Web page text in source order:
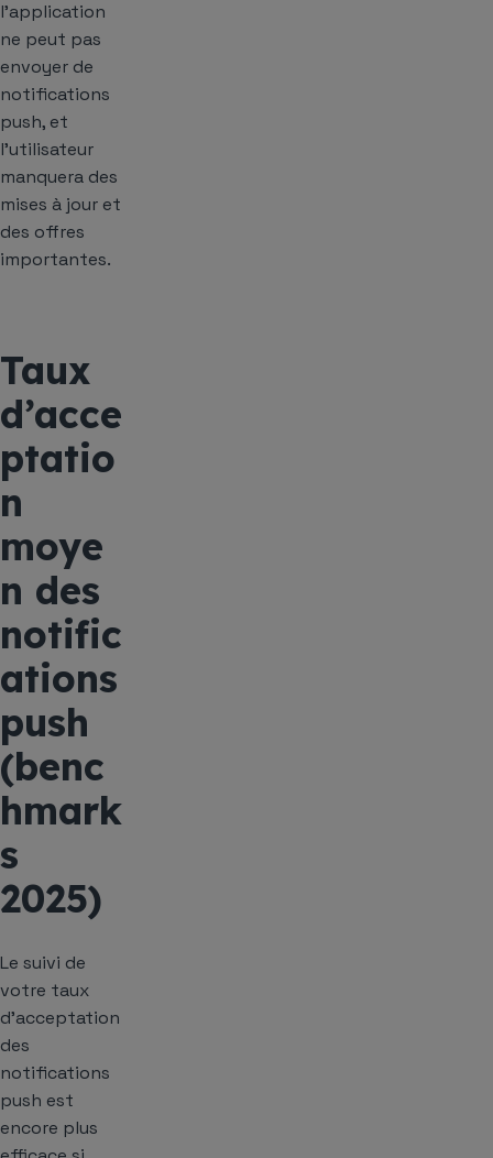
l’application
ne peut pas
envoyer de
notifications
push, et
l’utilisateur
manquera des
mises à jour et
des offres
importantes.
Taux
d’acce
ptatio
n
moye
n des
notific
ations
push
(benc
hmark
s
2025)
Le suivi de
votre taux
d’acceptation
des
notifications
push est
encore plus